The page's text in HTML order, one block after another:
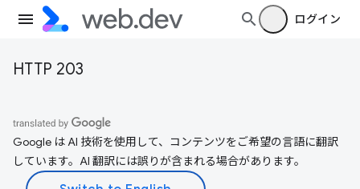
ログイン
HTTP 203
Google は AI 技術を使用して、コンテンツをご希望の言語に翻訳
しています。AI 翻訳には誤りが含まれる場合があります。